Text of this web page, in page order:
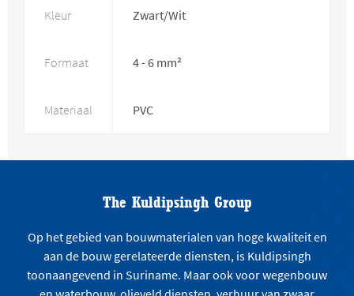
Kleur Zwart/Wit
Formaat 4 - 6 mm²
Materiaal PVC
The Kuldipsingh Group
Op het gebied van bouwmaterialen van hoge kwaliteit en
aan de bouw gerelateerde diensten, is Kuldipsingh
toonaangevend in Suriname. Maar ook voor wegenbouw